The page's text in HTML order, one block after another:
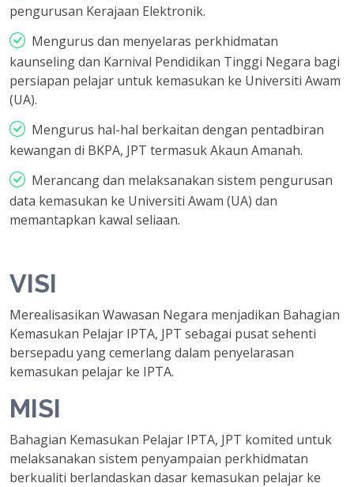
pengurusan Kerajaan Elektronik.
Mengurus dan menyelaras perkhidmatan
kaunseling dan Karnival Pendidikan Tinggi Negara bagi
persiapan pelajar untuk kemasukan ke Universiti Awam
(UA).
Mengurus hal-hal berkaitan dengan pentadbiran
kewangan di BKPA, JPT termasuk Akaun Amanah.
Merancang dan melaksanakan sistem pengurusan
data kemasukan ke Universiti Awam (UA) dan
memantapkan kawal seliaan.
VISI
Merealisasikan Wawasan Negara menjadikan Bahagian
Kemasukan Pelajar IPTA, JPT sebagai pusat sehenti
bersepadu yang cemerlang dalam penyelarasan
kemasukan pelajar ke IPTA.
MISI
Bahagian Kemasukan Pelajar IPTA, JPT komited untuk
melaksanakan sistem penyampaian perkhidmatan
berkualiti berlandaskan dasar kemasukan pelajar ke